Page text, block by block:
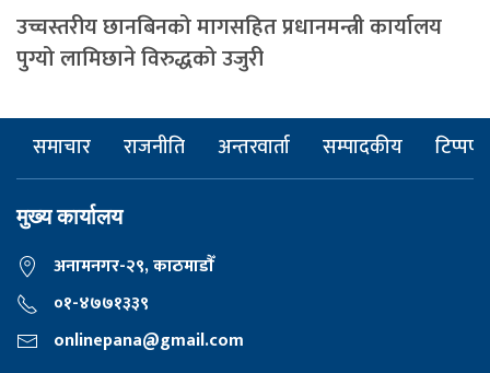
उच्चस्तरीय छानबिनको मागसहित प्रधानमन्त्री कार्यालय
पुग्यो लामिछाने विरुद्धको उजुरी
समाचार राजनीति अन्तरवार्ता सम्पादकीय टिप्पणी
मुख्य कार्यालय
अनामनगर-२९, काठमाडाैँ
०१-४७७१३३९
onlinepana@gmail.com